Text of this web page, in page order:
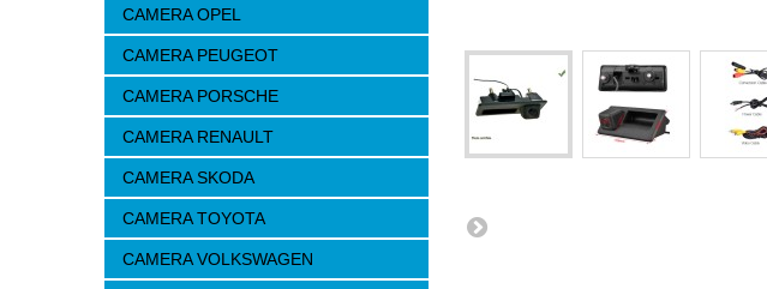
CAMERA OPEL
CAMERA PEUGEOT
CAMERA PORSCHE
CAMERA RENAULT
CAMERA SKODA
CAMERA TOYOTA
CAMERA VOLKSWAGEN